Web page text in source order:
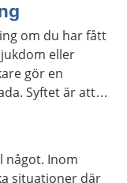
om du har fått
eller
gör en
Syftet är att
något. Inom
situationer där